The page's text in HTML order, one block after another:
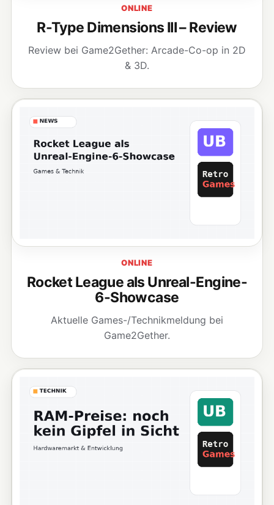
ONLINE
R-Type Dimensions III – Review
Review bei Game2Gether: Arcade-Co-op in 2D
& 3D.
ONLINE
Rocket League als Unreal-Engine-
6-Showcase
Aktuelle Games-/Technikmeldung bei
Game2Gether.